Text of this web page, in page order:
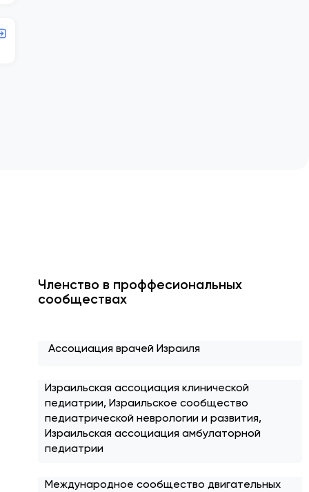
Членство в проффесиональных
сообществах
Ассоциация врачей Израиля
Израильская ассоциация клинической
педиатрии, Израильское сообщество
педиатрической неврологии и развития,
Израильская ассоциация амбулаторной
педиатрии
Международное сообщество двигательных